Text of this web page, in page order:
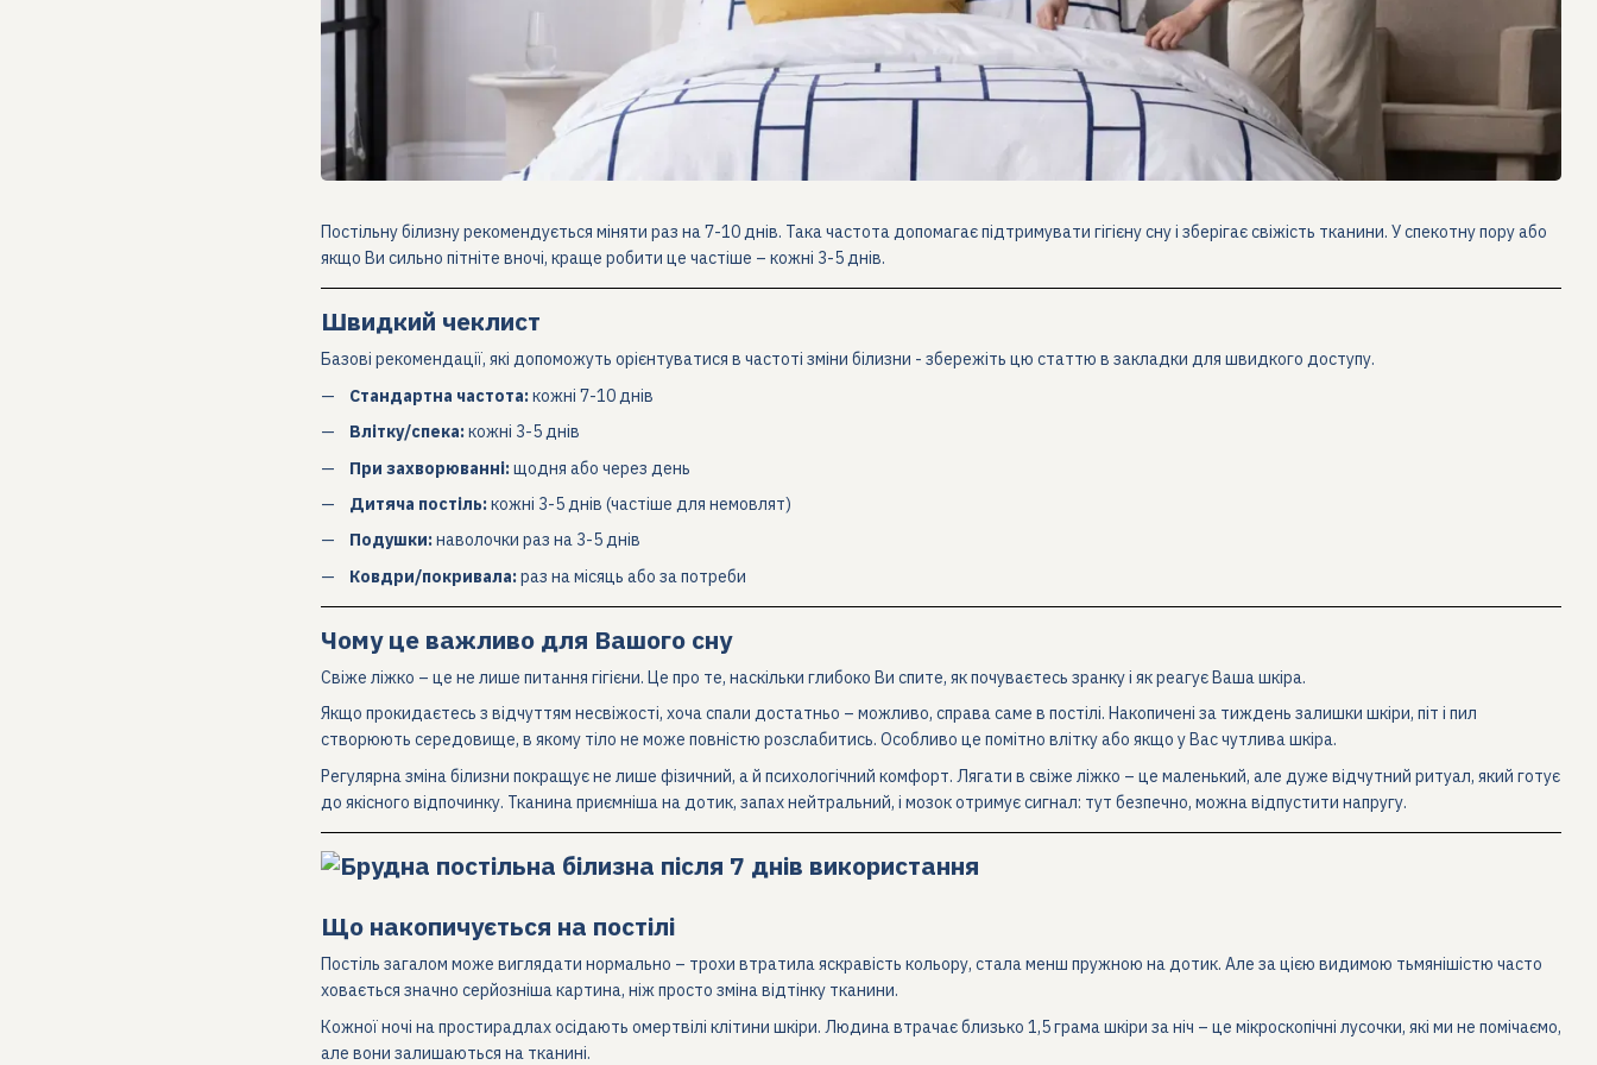
Постільну білизну рекомендується міняти раз на 7-10 днів. Така частота допомагає підтримувати гігієну сну і зберігає свіжість тканини. У спекотну пору або
якщо Ви сильно пітніте вночі, краще робити це частіше – кожні 3-5 днів.
Швидкий чеклист
Базові рекомендації, які допоможуть орієнтуватися в частоті зміни білизни - збережіть цю статтю в закладки для швидкого доступу.
Стандартна частота:кожні 7-10 днів
Влітку/спека:кожні 3-5 днів
При захворюванні:щодня або через день
Дитяча постіль:кожні 3-5 днів (частіше для немовлят)
Подушки:наволочки раз на 3-5 днів
Ковдри/покривала:раз на місяць або за потреби
Чому це важливо для Вашого сну
Свіже ліжко – це не лише питання гігієни. Це про те, наскільки глибоко Ви спите, як почуваєтесь зранку і як реагує Ваша шкіра.
Якщо прокидаєтесь з відчуттям несвіжості, хоча спали достатньо – можливо, справа саме в постілі. Накопичені за тиждень залишки шкіри, піт і пил
створюють середовище, в якому тіло не може повністю розслабитись. Особливо це помітно влітку або якщо у Вас чутлива шкіра.
Регулярна зміна білизни покращує не лише фізичний, а й психологічний комфорт. Лягати в свіже ліжко – це маленький, але дуже відчутний ритуал, який готує
до якісного відпочинку. Тканина приємніша на дотик, запах нейтральний, і мозок отримує сигнал: тут безпечно, можна відпустити напругу.
Що накопичується на постілі
Постіль загалом може виглядати нормально – трохи втратила яскравість кольору, стала менш пружною на дотик. Але за цією видимою тьмянішістю часто
ховається значно серйозніша картина, ніж просто зміна відтінку тканини.
Кожної ночі на простирадлах осідають омертвілі клітини шкіри. Людина втрачає близько 1,5 грама шкіри за ніч – це мікроскопічні лусочки, які ми не помічаємо,
але вони залишаються на тканині.